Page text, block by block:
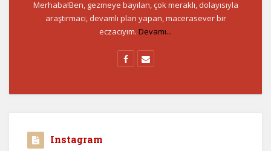
Merhaba!Ben, gezmeye bayılan, çok meraklı, dolayısıyla
araştırmacı, devamlı plan yapan, macerasever bir
eczacıyım. Devamı...
Instagram